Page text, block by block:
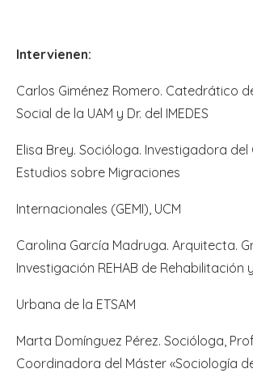
Intervienen:
Carlos Giménez Romero. Catedrático
Social de la UAM y Dr. del IMEDES
Elisa Brey. Socióloga. Investigadora del
Estudios sobre Migraciones
Internacionales (GEMI), UCM
Carolina García Madruga. Arquitecta.
Investigación REHAB de Rehabilitación
Urbana de la ETSAM
Marta Domínguez Pérez. Socióloga,
Coordinadora del Máster «Sociología